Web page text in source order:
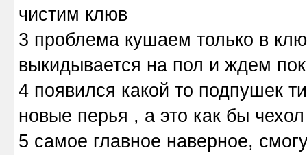
чистим клюв
3 проблема кушаем только в
выкидывается на пол и ждем
4 появился какой то подпушек
новые перья , а это как бы
5 самое главное наверное,